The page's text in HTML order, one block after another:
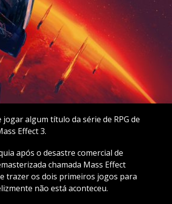
algum título da série de RPG de
Effect 3.
após o desastre comercial de
chamada Mass Effect
trazer os dois primeiros jogos para
não está aconteceu.